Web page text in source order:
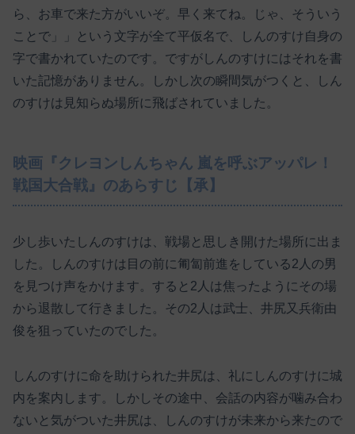
ら、お車で来た方がいいぞ。早く来てね。じゃ、そういう
ことで」」という文字が全て平仮名で、しんのすけ自身の
字で書かれていたのです。ですがしんのすけにはそれを書
いた記憶がありません。しかし次の瞬間気がつくと、しん
のすけは見知らぬ場所に飛ばされていました。
映画『クレヨンしんちゃん 嵐を呼ぶアッパレ！
戦国大合戦』のあらすじ【承】
少し歩いたしんのすけは、戦場と思しき開けた場所に出ま
した。しんのすけは目の前に匍匐前進をしている2人の男
を見つけ声をかけます。すると2人は焦ったようにその場
から退散して行きました。その2人は武士、井尻又兵衛由
俊を狙っていたのでした。
しんのすけに命を助けられた井尻は、礼にしんのすけに城
内を案内します。しかしその途中、会話の内容が噛み合わ
ないと気がついた井尻は、しんのすけが未来から来たので